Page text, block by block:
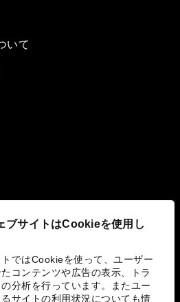
ブサイトはCookieを使用し
トではCookieを使って、ユーザー
コンテンツや広告の表示、トラ
分析を行っています。またユー
サイトの利用状況についても情
いて
組み